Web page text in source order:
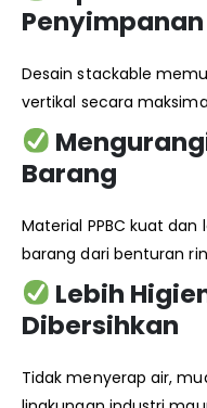
Penyimpanan
Desain stackable
vertikal secara
Barang
Material PPBC kuat
barang dari benturan
Lebih
Dibersihkan
Tidak menyerap air,